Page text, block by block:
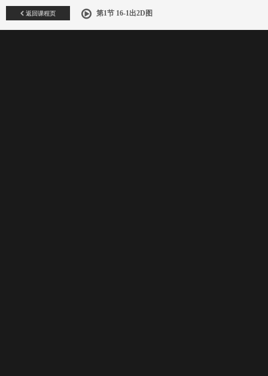
返回课程页 第1节 16-1出2D图